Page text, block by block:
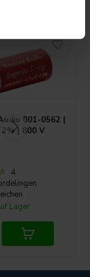
001-0562 |
2% | 800 V
4
Lager